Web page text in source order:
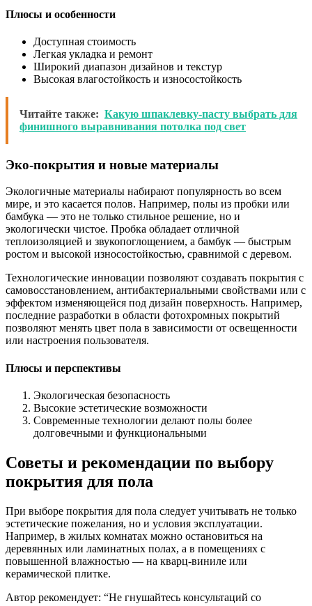
Плюсы и особенности
Доступная стоимость
Легкая укладка и ремонт
Широкий диапазон дизайнов и текстур
Высокая влагостойкость и износостойкость
Читайте также: Какую шпаклевку-пасту выбрать для
финишного выравнивания потолка под свет
Эко-покрытия и новые материалы
Экологичные материалы набирают популярность во всем
мире, и это касается полов. Например, полы из пробки или
бамбука — это не только стильное решение, но и
экологически чистое. Пробка обладает отличной
теплоизоляцией и звукопоглощением, а бамбук — быстрым
ростом и высокой износостойкостью, сравнимой с деревом.
Технологические инновации позволяют создавать покрытия с
самовосстановлением, антибактериальными свойствами или с
эффектом изменяющейся под дизайн поверхность. Например,
последние разработки в области фотохромных покрытий
позволяют менять цвет пола в зависимости от освещенности
или настроения пользователя.
Плюсы и перспективы
Экологическая безопасность
Высокие эстетические возможности
Современные технологии делают полы более
долговечными и функциональными
Советы и рекомендации по выбору
покрытия для пола
При выборе покрытия для пола следует учитывать не только
эстетические пожелания, но и условия эксплуатации.
Например, в жилых комнатах можно остановиться на
деревянных или ламинатных полах, а в помещениях с
повышенной влажностью — на кварц-виниле или
керамической плитке.
Автор рекомендует: “Не гнушайтесь консультаций со